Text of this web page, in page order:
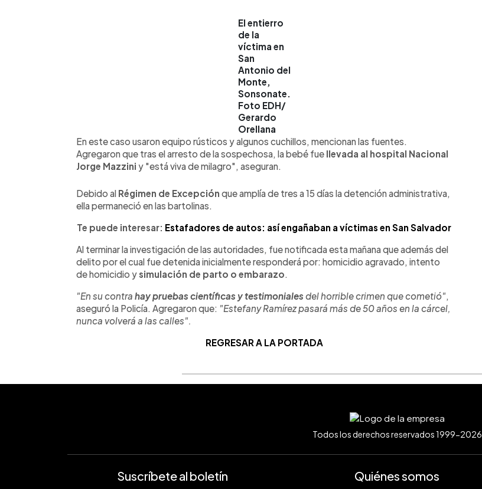
El entierro
de la
víctima en
San
Antonio del
Monte,
Sonsonate.
Foto EDH/
Gerardo
Orellana
En este caso usaron equipo rústicos y algunos cuchillos, mencionan las fuentes.
Agregaron que tras el arresto de la sospechosa, la bebé fue llevada al hospital Nacional
Jorge Mazzini y "está viva de milagro", aseguran.
Debido al Régimen de Excepción que amplía de tres a 15 días la detención administrativa,
ella permaneció en las bartolinas.
Te puede interesar: Estafadores de autos: así engañaban a víctimas en San Salvador
Al terminar la investigación de las autoridades, fue notificada esta mañana que además del
delito por el cual fue detenida inicialmente responderá por: homicidio agravado, intento
de homicidio ysimulación de parto o embarazo.
"En su contra hay pruebas científicas y testimoniales del horrible crimen que cometió",
aseguró la Policía. Agregaron que: "Estefany Ramírez pasará más de 50 años en la cárcel,
nunca volverá a las calles".
REGRESAR A LA PORTADA
Todos los derechos reservados 1999-2026
Suscríbete al boletín Quiénes somos